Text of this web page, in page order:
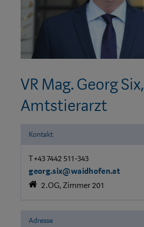
VR Mag. Georg Six,
Amtstierarzt
Kontakt
T +43 7442 511-343
georg.six@waidhofen.at
2.OG, Zimmer 201
Adresse